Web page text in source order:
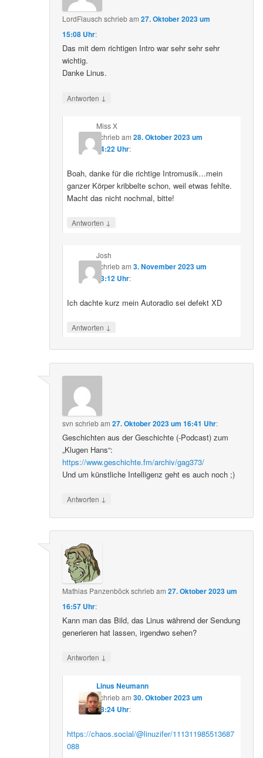
LordFlausch schriebam27. Oktober 2023 um
15:08 Uhr:
Das mit dem richtigen Intro war sehr sehr sehr
wichtig.
Danke Linus.
Antworten ↓
Miss X
schriebam 28. Oktober 2023 um
14:22 Uhr:
Boah, danke für die richtige Intromusik…mein
ganzer Körper kribbelte schon, weil etwas fehlte.
Macht das nicht nochmal, bitte!
Antworten ↓
Josh
schriebam 3. November 2023 um
13:12 Uhr:
Ich dachte kurz mein Autoradio sei defekt XD
Antworten ↓
svn schriebam27. Oktober 2023 um 16:41 Uhr:
Geschichten aus der Geschichte (-Podcast) zum
„Klugen Hans“:
https://www.geschichte.fm/archiv/gag373/
Und um künstliche Intelligenz geht es auch noch ;)
Antworten ↓
Mathias Panzenböckschriebam27. Oktober 2023 um
16:57 Uhr:
Kann man das Bild, das Linus während der Sendung
generieren hat lassen, irgendwo sehen?
Antworten ↓
Linus Neumann
schriebam 30. Oktober 2023 um
08:24 Uhr:
https://chaos.social/@linuzifer/111311985513687
088